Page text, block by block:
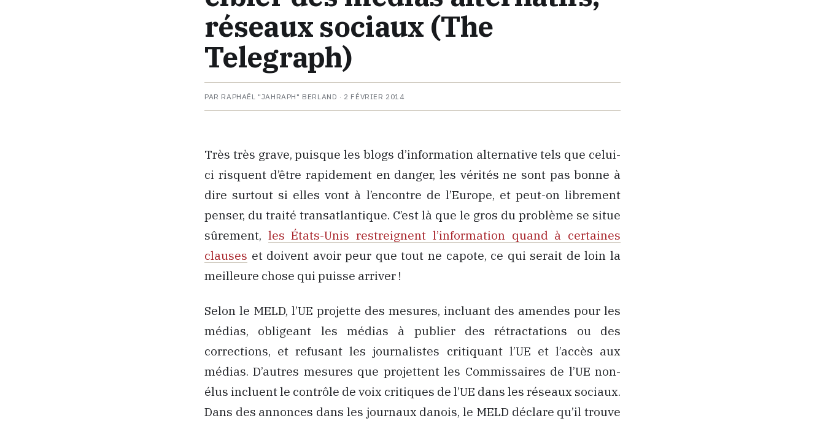
réseaux sociaux (The
Telegraph)
PAR RAPHAËL "JAHRAPH" BERLAND · 2 FÉVRIER 2014
Très très grave, puisque les blogs d’information alternative tels que celui-
ci risquent d’être rapidement en danger, les vérités ne sont pas bonne à
dire surtout si elles vont à l’encontre de l’Europe, et peut-on librement
penser, du traité transatlantique. C’est là que le gros du problème se situe
sûrement, les États-Unis restreignent l’information quand à certaines
clauses et doivent avoir peur que tout ne capote, ce qui serait de loin la
meilleure chose qui puisse arriver !
Selon le MELD, l’UE projette des mesures, incluant des amendes pour les
médias, obligeant les médias à publier des rétractations ou des
corrections, et refusant les journalistes critiquant l’UE et l’accès aux
médias. D’autres mesures que projettent les Commissaires de l’UE non-
élus incluent le contrôle de voix critiques de l’UE dans les réseaux sociaux.
Dans des annonces dans les journaux danois, le MELD déclare qu’il trouve